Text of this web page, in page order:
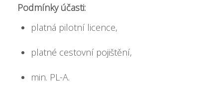
Podmínky účasti:
platná pilotní licence,
platné cestovní pojištění,
min. PL-A.